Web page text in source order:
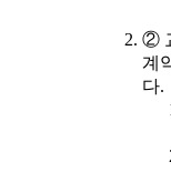
②
계
다.